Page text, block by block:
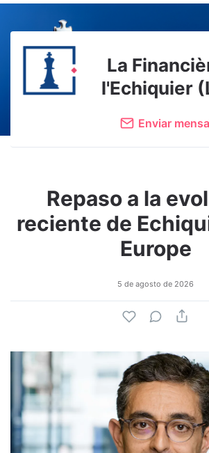
La
l'Echiquier
Enviar
Repaso a la
reciente de
Europe
5 de agosto de 2026